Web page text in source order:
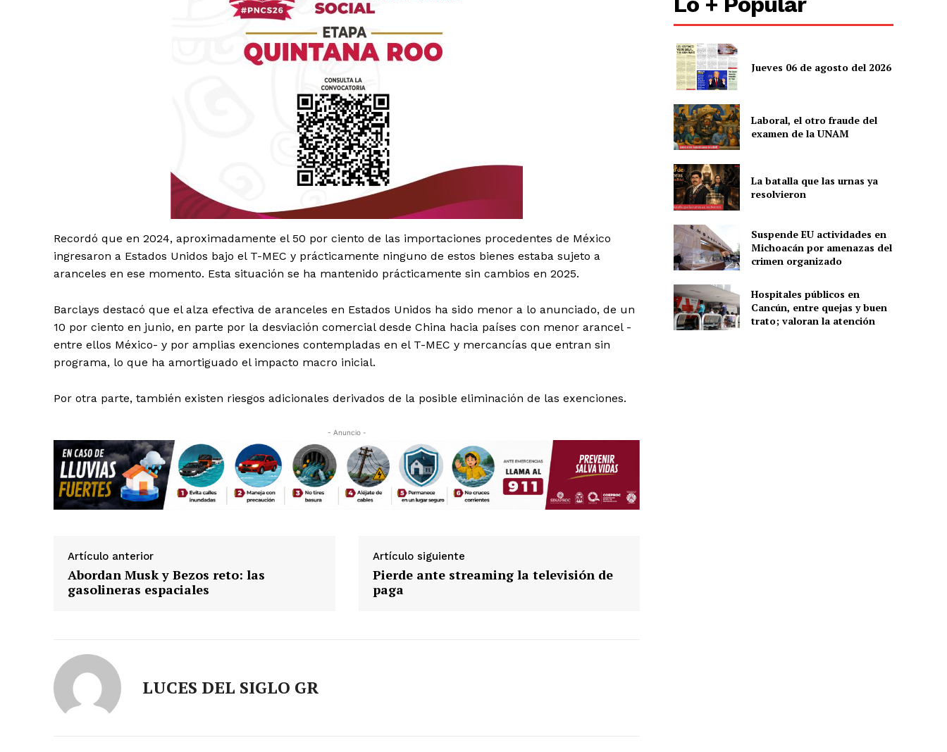
Luces
Del Siglo
SUSCRÍBETE AHORA
Nosotros
Políticas del Sitio
Información Propietaria / Financiación
Mi cuenta
Recordó que en 2024, aproximadamente el 50 por ciento de las importaciones procedentes de México
ingresaron a Estados Unidos bajo el T-MEC y prácticamente ninguno de estos bienes estaba sujeto a
aranceles en ese momento. Esta situación se ha mantenido prácticamente sin cambios en 2025.
Barclays destacó que el alza efectiva de aranceles en Estados Unidos ha sido menor a lo anunciado, de un
10 por ciento en junio, en parte por la desviación comercial desde China hacia países con menor arancel -
entre ellos México- y por amplias exenciones contempladas en el T-MEC y mercancías que entran sin
programa, lo que ha amortiguado el impacto macro inicial.
Por otra parte, también existen riesgos adicionales derivados de la posible eliminación de las exenciones.
- Anuncio -
Artículo anterior
Abordan Musk y Bezos reto: las
gasolineras espaciales
Artículo siguiente
Pierde ante streaming la televisión de
paga
LUCES DEL SIGLO GR
Jueves 06 de agosto del 2026
Laboral, el otro fraude del
examen de la UNAM
La batalla que las urnas ya
resolvieron
Suspende EU actividades en
Michoacán por amenazas del
crimen organizado
Hospitales públicos en
Cancún, entre quejas y buen
trato; valoran la atención